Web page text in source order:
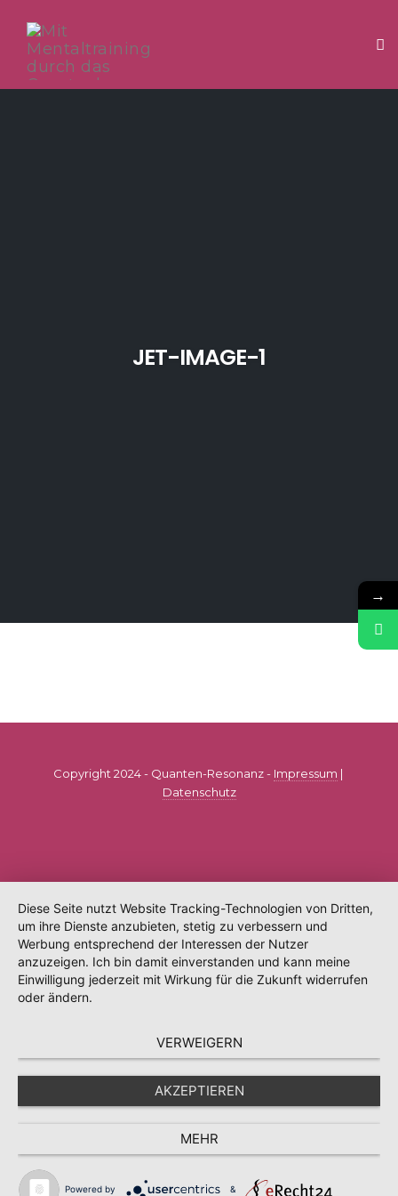
JET-IMAGE-1
Copyright 2024 - Quanten-Resonanz - Impressum |
Datenschutz
→
Diese Seite nutzt Website Tracking-Technologien von Dritten,
um ihre Dienste anzubieten, stetig zu verbessern und
Werbung entsprechend der Interessen der Nutzer
anzuzeigen. Ich bin damit einverstanden und kann meine
Einwilligung jederzeit mit Wirkung für die Zukunft widerrufen
oder ändern.
VERWEIGERN
AKZEPTIEREN
MEHR
Powered by &